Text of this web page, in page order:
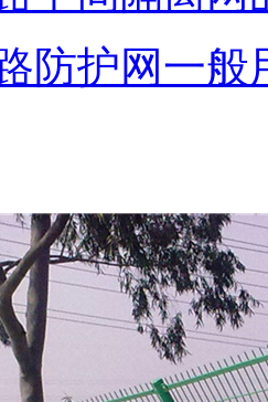
防护网一般